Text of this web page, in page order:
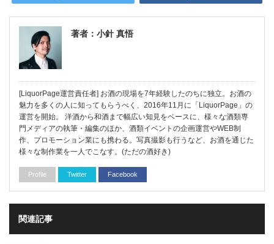
著者：小針 真悟
[LiquorPage運営責任者] お酒の現場を7年経験したのちに独立。お酒の
魅力を多くの人に知ってもらうべく、2016年11月に「LiquorPage」の
運営を開始。 洋酒から和酒まで幅広い知見をベースに、様々な酒類専
門メディアの執筆・編集のほか、酒類イベントの企画運営やWEB制
作、プロモーション業にも携わる。写真撮影も行うなど、お酒を通じた
様々な制作業を一人でこなす。(ただの酒好き)
Profile Twitter Facebook
関連記事